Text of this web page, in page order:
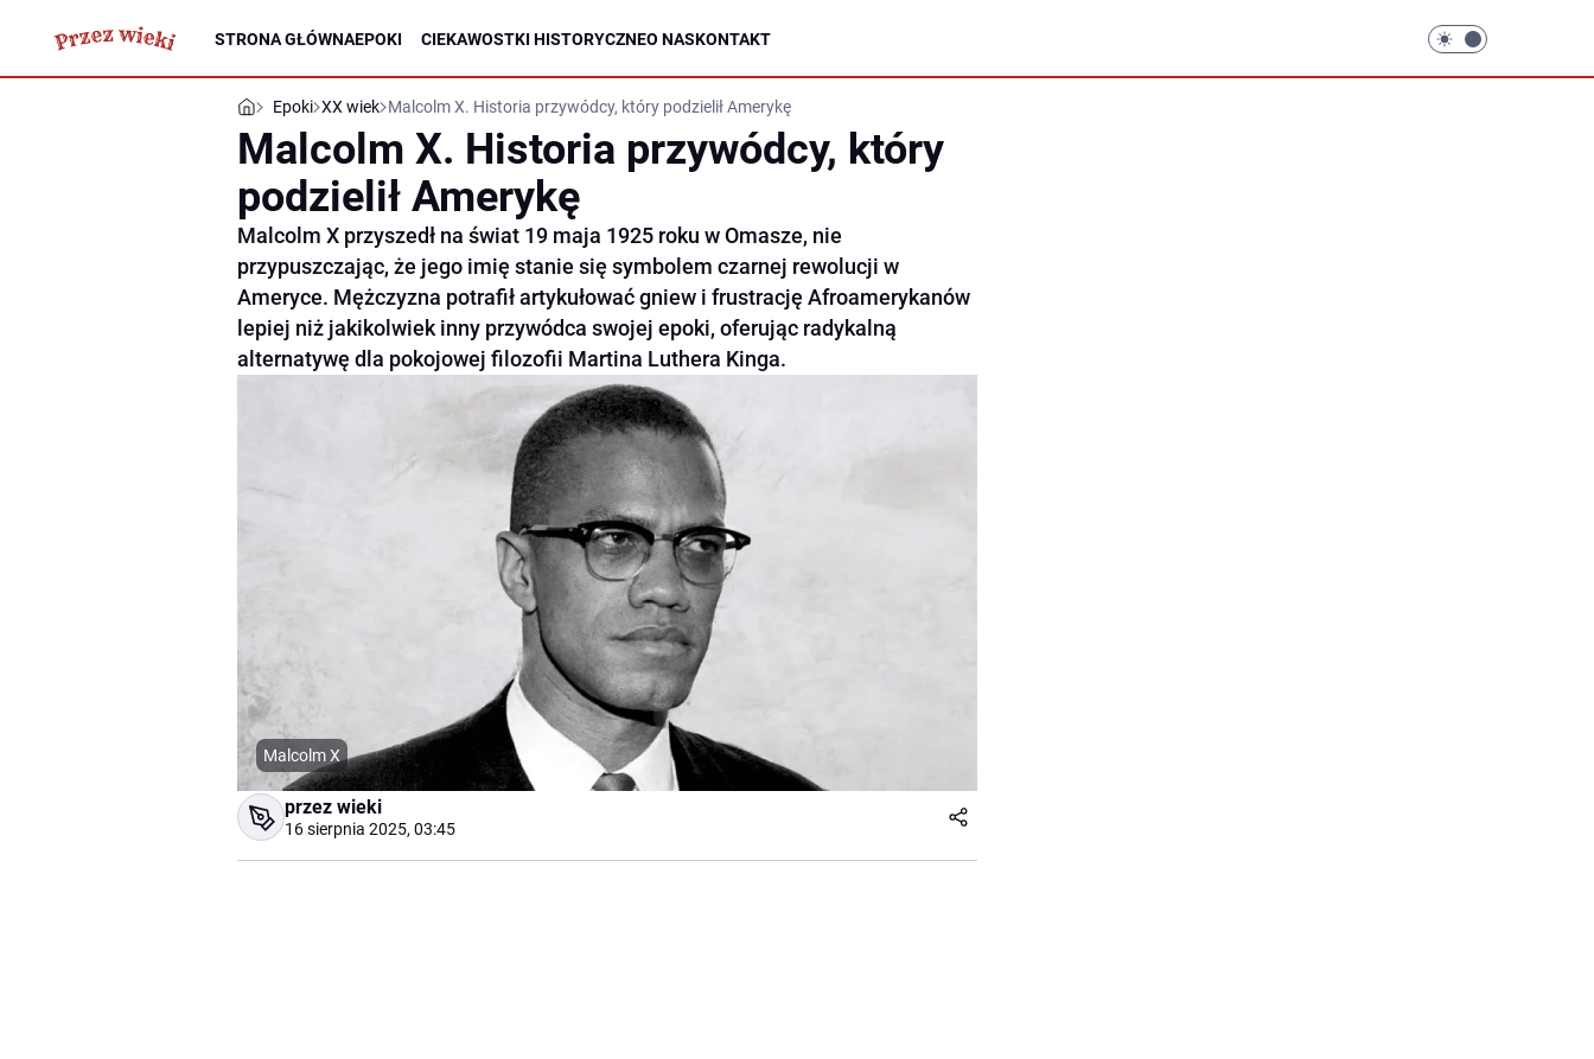
STRONA GŁÓWNAEPOKI CIEKAWOSTKI HISTORYCZNEO NASKONTAKT
Epoki XX wiek Malcolm X. Historia przywódcy, który podzielił Amerykę
Malcolm X. Historia przywódcy, który
podzielił Amerykę
Malcolm X przyszedł na świat 19 maja 1925 roku w Omasze, nie
przypuszczając, że jego imię stanie się symbolem czarnej rewolucji w
Ameryce. Mężczyzna potrafił artykułować gniew i frustrację Afroamerykanów
lepiej niż jakikolwiek inny przywódca swojej epoki, oferując radykalną
alternatywę dla pokojowej filozofii Martina Luthera Kinga.
Malcolm X
przez wieki
16 sierpnia 2025, 03:45